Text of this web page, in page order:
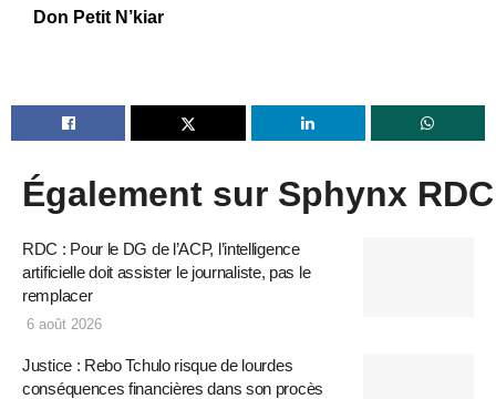
Don Petit N’kiar
Également sur Sphynx RDC
RDC : Pour le DG de l’ACP, l’intelligence
artificielle doit assister le journaliste, pas le
remplacer
6 août 2026
Justice : Rebo Tchulo risque de lourdes
conséquences financières dans son procès